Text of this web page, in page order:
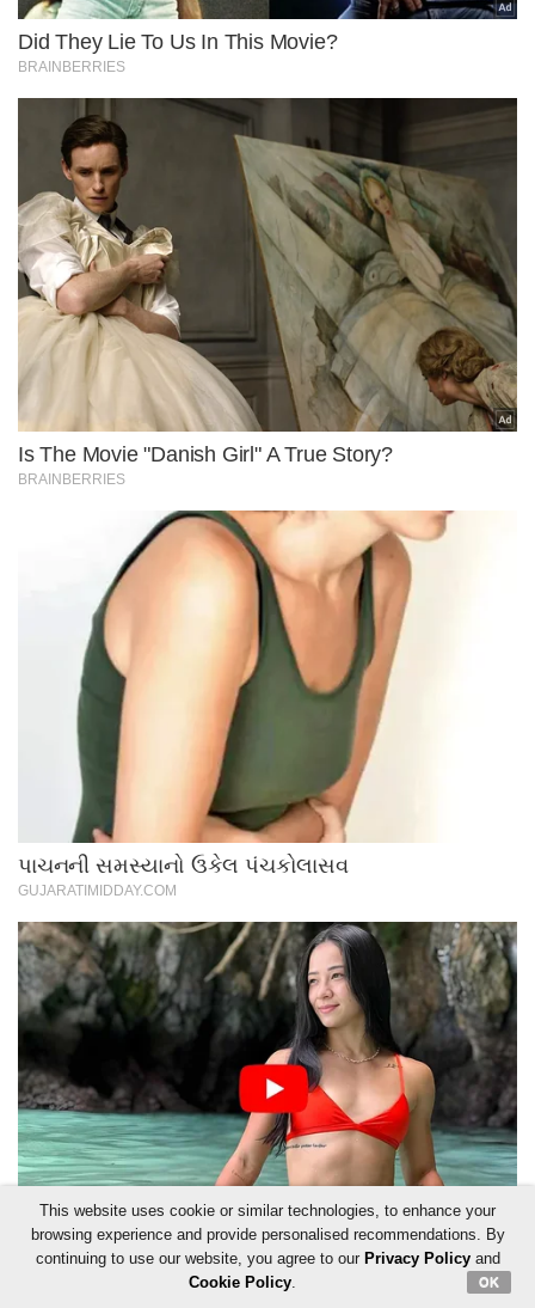
This website uses cookie or similar technologies, to enhance your
browsing experience and provide personalised recommendations. By
continuing to use our website, you agree to our Privacy Policyand
Cookie Policy. OK